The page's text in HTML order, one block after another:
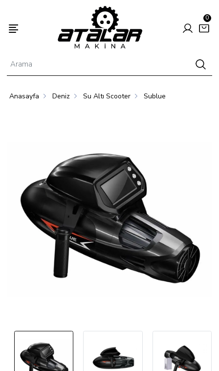
0
Anasayfa Deniz Su Altı Scooter Sublue